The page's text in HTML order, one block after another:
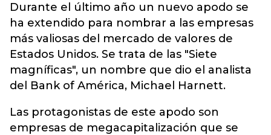
Durante el último año un nuevo apodo se
ha extendido para nombrar a las empresas
más valiosas del mercado de valores de
Estados Unidos. Se trata de las "Siete
magníficas", un nombre que dio el analista
del Bank of América, Michael Harnett.
Las protagonistas de este apodo son
empresas de megacapitalización que se